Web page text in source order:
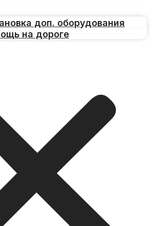
доп. оборудования
на дороге